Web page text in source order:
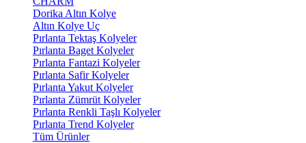
Dorika Altın Kolye
Altın Kolye Uç
Pırlanta Tektaş Kolyeler
Pırlanta Baget Kolyeler
Pırlanta Fantazi Kolyeler
Pırlanta Safir Kolyeler
Pırlanta Yakut Kolyeler
Pırlanta Zümrüt Kolyeler
Pırlanta Renkli Taşlı Kolyeler
Pırlanta Trend Kolyeler
Tüm Ürünler